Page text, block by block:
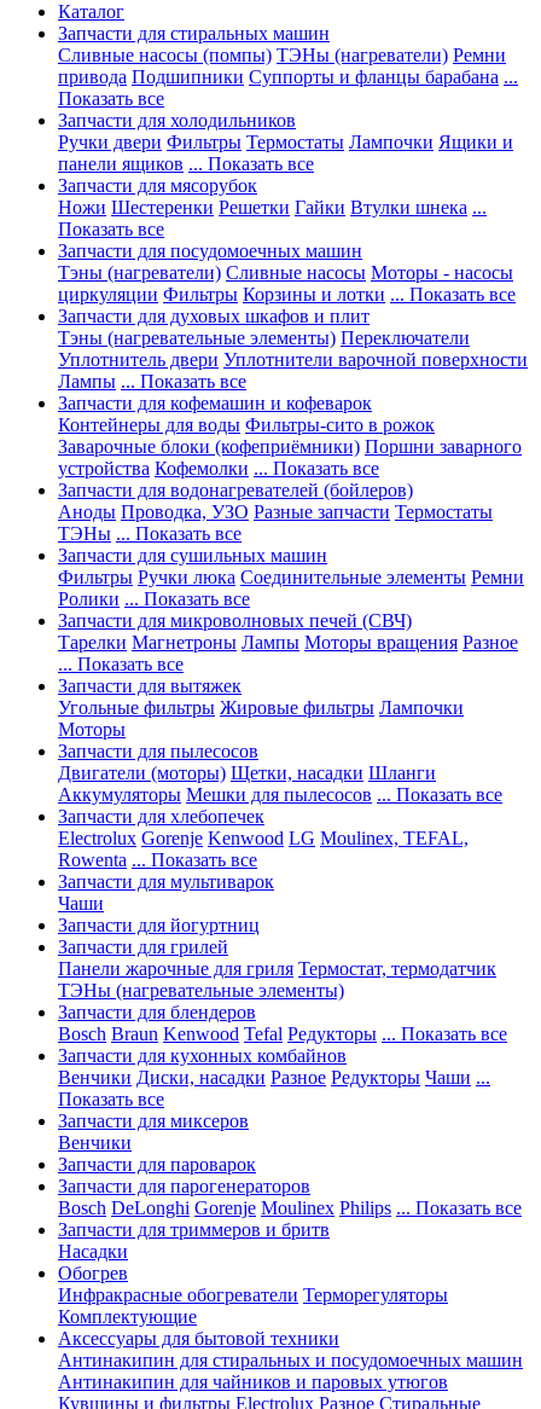
Каталог
Запчасти для стиральных машин
Сливные насосы (помпы) ТЭНы (нагреватели) Ремни
привода Подшипники Суппорты и фланцы барабана ...
Показать все
Запчасти для холодильников
Ручки двери Фильтры Термостаты Лампочки Ящики и
панели ящиков ... Показать все
Запчасти для мясорубок
Ножи Шестеренки Решетки Гайки Втулки шнека ...
Показать все
Запчасти для посудомоечных машин
Тэны (нагреватели) Сливные насосы Моторы - насосы
циркуляции Фильтры Корзины и лотки ... Показать все
Запчасти для духовых шкафов и плит
Тэны (нагревательные элементы) Переключатели
Уплотнитель двери Уплотнители варочной поверхности
Лампы ... Показать все
Запчасти для кофемашин и кофеварок
Контейнеры для воды Фильтры-сито в рожок
Заварочные блоки (кофеприёмники) Поршни заварного
устройства Кофемолки ... Показать все
Запчасти для водонагревателей (бойлеров)
Аноды Проводка, УЗО Разные запчасти Термостаты
ТЭНы ... Показать все
Запчасти для сушильных машин
Фильтры Ручки люка Соединительные элементы Ремни
Ролики ... Показать все
Запчасти для микроволновых печей (СВЧ)
Тарелки Магнетроны Лампы Моторы вращения Разное
... Показать все
Запчасти для вытяжек
Угольные фильтры Жировые фильтры Лампочки
Моторы
Запчасти для пылесосов
Двигатели (моторы) Щетки, насадки Шланги
Аккумуляторы Мешки для пылесосов ... Показать все
Запчасти для хлебопечек
Electrolux Gorenje Kenwood LG Moulinex, TEFAL,
Rowenta ... Показать все
Запчасти для мультиварок
Чаши
Запчасти для йогуртниц
Запчасти для грилей
Панели жарочные для гриля Термостат, термодатчик
ТЭНы (нагревательные элементы)
Запчасти для блендеров
Bosch Braun Kenwood Tefal Редукторы ... Показать все
Запчасти для кухонных комбайнов
Венчики Диски, насадки Разное Редукторы Чаши ...
Показать все
Запчасти для миксеров
Венчики
Запчасти для пароварок
Запчасти для парогенераторов
Bosch DeLonghi Gorenje Moulinex Philips ... Показать все
Запчасти для триммеров и бритв
Насадки
Обогрев
Инфракрасные обогреватели Терморегуляторы
Комплектующие
Аксессуары для бытовой техники
Антинакипин для стиральных и посудомоечных машин
Антинакипин для чайников и паровых утюгов
Кувшины и фильтры Electrolux Разное Стиральные